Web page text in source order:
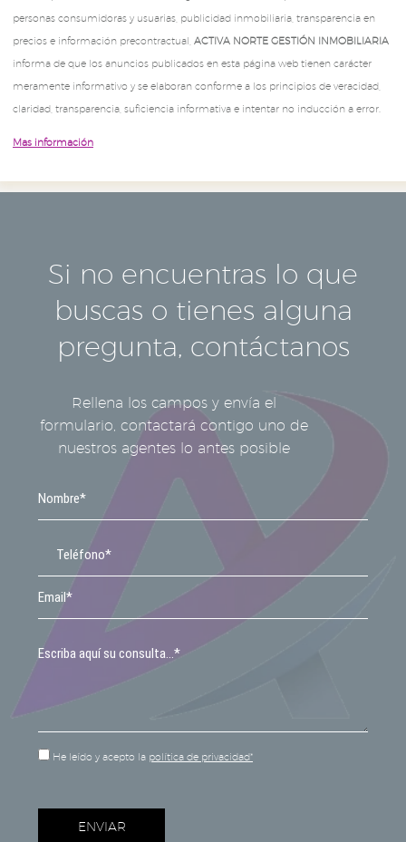
personas consumidoras y usuarias, publicidad inmobiliaria, transparencia en
precios e información precontractual, ACTIVA NORTE GESTIÓN INMOBILIARIA
informa de que los anuncios publicados en esta página web tienen carácter
meramente informativo y se elaboran conforme a los principios de veracidad,
claridad, transparencia, suficiencia informativa e intentar no inducción a error.
Mas información
Si no encuentras lo que
buscas o tienes alguna
pregunta, contáctanos
Rellena los campos y envía el
formulario, contactará contigo uno de
nuestros agentes lo antes posible
He leído y acepto la política de privacidad*